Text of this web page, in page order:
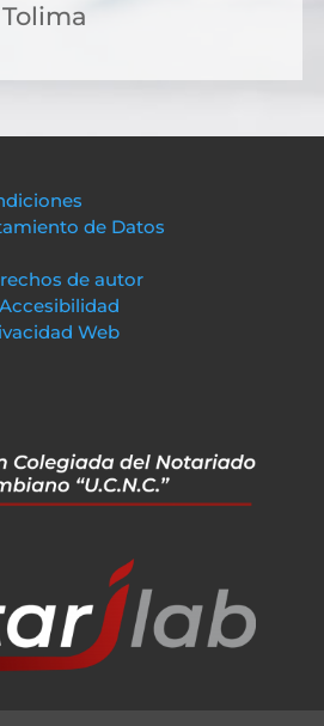
de Datos
de autor
Web